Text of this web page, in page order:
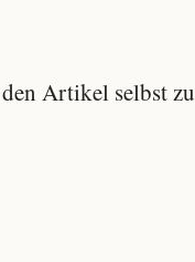
Artikel selbst zu